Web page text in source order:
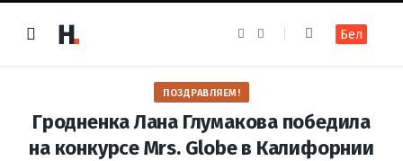
e
b
o
k
t
a
m
Бел
ПОЗДРАВЛЯЕМ!
Гродненка Лана Глумакова победила
на конкурсе Mrs. Globe в Калифорнии